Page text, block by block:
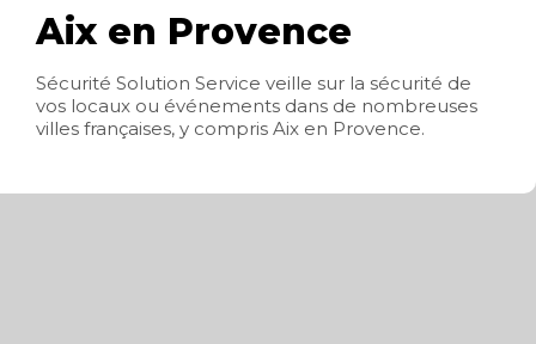
Aix en Provence
Sécurité Solution Service veille sur la sécurité de
vos locaux ou événements dans de nombreuses
villes françaises, y compris Aix en Provence.